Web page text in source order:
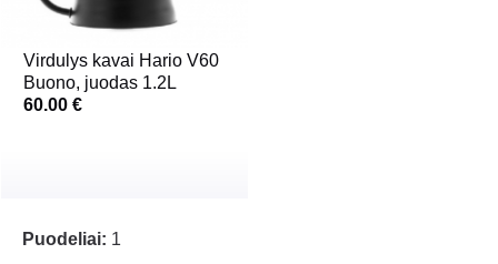
Virdulys kavai Hario V60
Buono, juodas 1.2L
60.00 €
Puodeliai: 1